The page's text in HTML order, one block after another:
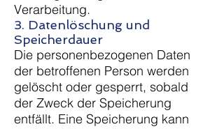
Verarbeitung.
3. Datenlöschung und
Speicherdauer
Die personenbezogenen Daten
der betroffenen Person werden
gelöscht oder gesperrt, sobald
der Zweck der Speicherung
entfällt. Eine Speicherung kann